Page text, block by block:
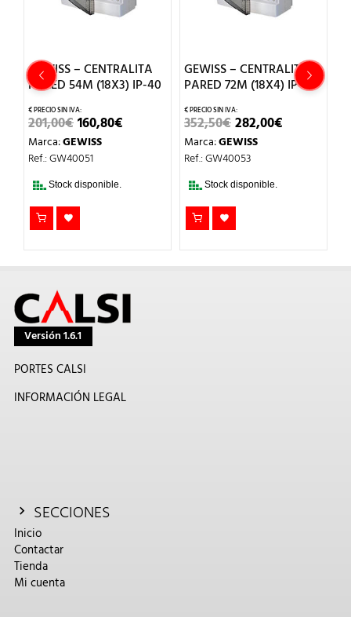
GEWISS – CENTRALITA
PARED 54M (18X3) IP-40
201,00€EL
PRECIO
ORIGINAL
ERA:
160,80€
Marca:GEWISS
Ref.: GW40051
Stock disponible.
GEWISS – CENTRALITA
PARED 72M (18X4) IP-40
352,50€EL
PRECIO
ORIGINAL
ERA:
282,00€
Marca:GEWISS
Ref.: GW40053
Stock disponible.
Versión 1.6.1
PORTES CALSI
INFORMACIÓN LEGAL
SECCIONES
Inicio
Contactar
Tienda
Mi cuenta